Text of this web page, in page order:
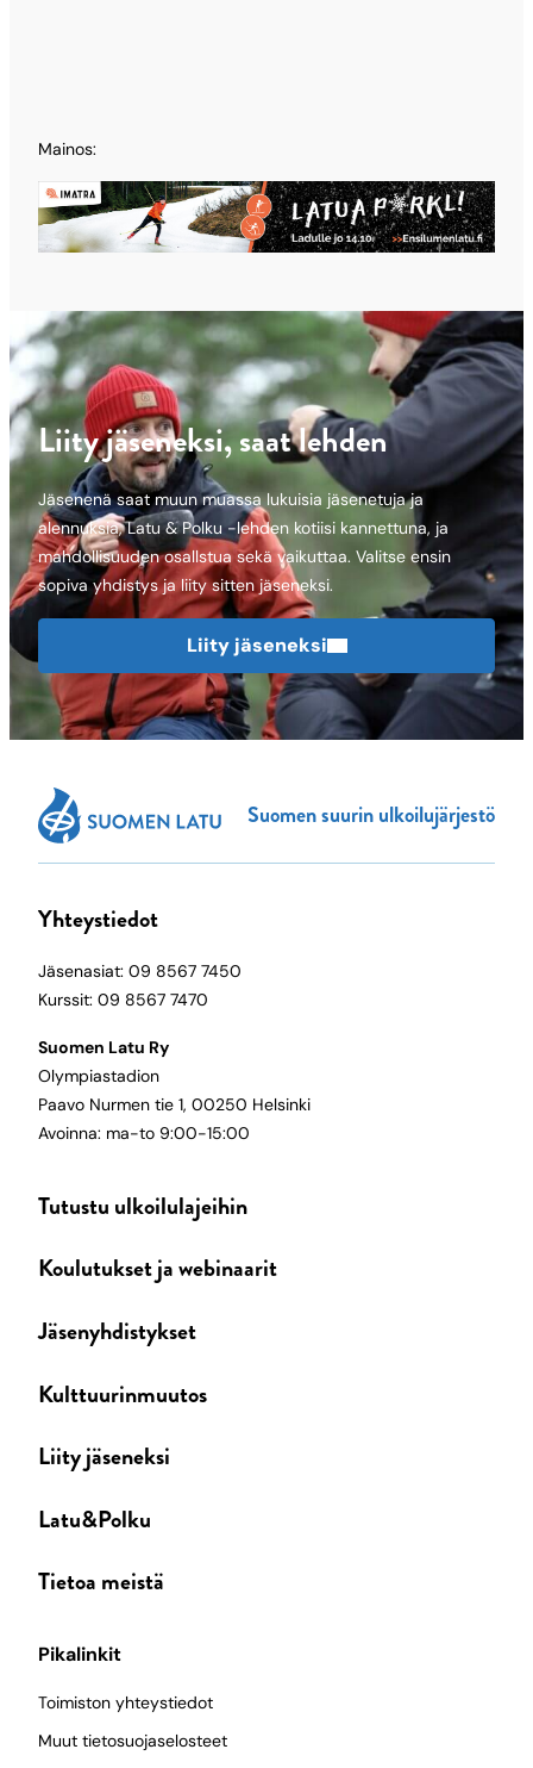
Mainos:
Liity jäseneksi, saat lehden
Jäsenenä saat muun muassa lukuisia jäsenetuja ja
alennuksia, Latu & Polku -lehden kotiisi kannettuna, ja
mahdollisuuden osallstua sekä vaikuttaa. Valitse ensin
sopiva yhdistys ja liity sitten jäseneksi.
Liity jäseneksi
Suomen suurin ulkoilujärjestö
Yhteystiedot
Jäsenasiat: 09 8567 7450
Kurssit: 09 8567 7470
Suomen Latu Ry
Olympiastadion
Paavo Nurmen tie 1, 00250 Helsinki
Avoinna: ma-to 9:00-15:00
Tutustu ulkoilulajeihin
Koulutukset ja webinaarit
Jäsenyhdistykset
Kulttuurinmuutos
Liity jäseneksi
Latu&Polku
Tietoa meistä
Pikalinkit
Toimiston yhteystiedot
Muut tietosuojaselosteet